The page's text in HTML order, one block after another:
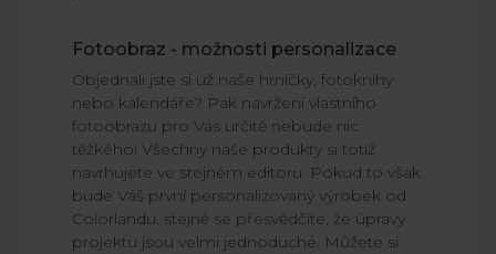
Fotoobraz - možnosti personalizace
Objednali jste si už naše hrníčky, fotoknihy
nebo kalendáře? Pak navržení vlastního
fotoobrazu pro Vás určitě nebude nic
těžkého! Všechny naše produkty si totiž
navrhujete ve stejném editoru. Pokud to však
bude Váš první personalizovaný výrobek od
Colorlandu, stejně se přesvědčíte, že úpravy
projektu jsou velmi jednoduché. Můžete si